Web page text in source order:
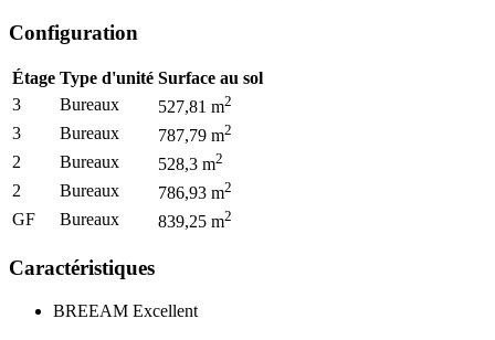
Configuration
Étage Type d'unité Surface au sol
3
Bureaux 527,81 m2
3 Bureaux 787,79 m2
2 Bureaux 528,3 m2
2 Bureaux 786,93 m2
GF Bureaux 839,25 m2
Caractéristiques
BREEAM Excellent